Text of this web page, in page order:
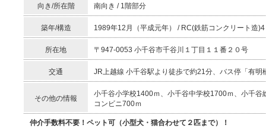
向き/所在階 南向き / 1階部分
築年/構造 1989年12月（平成元年） / RC(鉄筋コンクリート造
所在地 〒947-0053 小千谷市千谷川１丁目１１番２０号
交通 JR上越線 小千谷駅より徒歩で約21分、バス停「有明
その他の情報
小千谷小学校1400ｍ、小千谷中学校1700ｍ、小千
コンビニ700ｍ
仲介手数料不要！ペット可（小型犬・猫合わせて２匹まで）！